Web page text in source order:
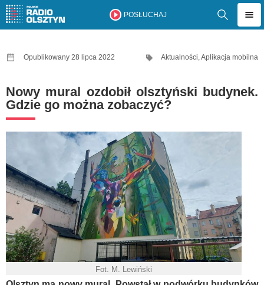
POSŁUCHAJ
Opublikowany 28 lipca 2022 Aktualności,Aplikacja mobilna
Nowy mural ozdobił olsztyński budynek.
Gdzie go można zobaczyć?
Fot. M. Lewiński